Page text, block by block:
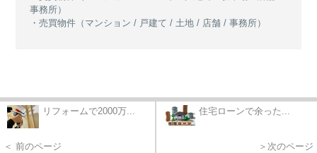
事務所）
・売買物件（マンション / 戸建て / 土地 / 店舗 / 事務所）
リフォームで2000万...
＜ 前のページ
住宅ローンで余った...
＞次のページ